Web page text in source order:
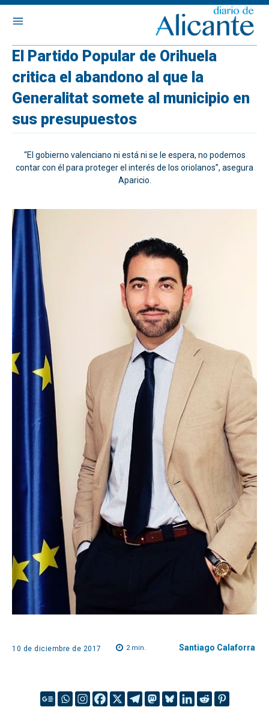
El Partido Popular de Orihuela
critica el abandono al que la
Generalitat somete al municipio en
sus presupuestos
“El gobierno valenciano ni está ni se le espera, no podemos
contar con él para proteger el interés de los oriolanos”, asegura
Aparicio.
10 de diciembre de 2017 2min. Santiago Calaforra